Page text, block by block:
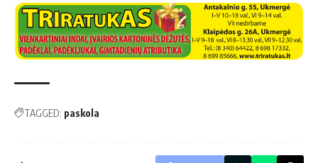
TAGGED: paskola